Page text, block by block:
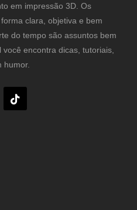
em impressão 3D. Os
clara, objetiva e bem
do tempo são assuntos bem
encontra dicas, tutoriais,
humor.